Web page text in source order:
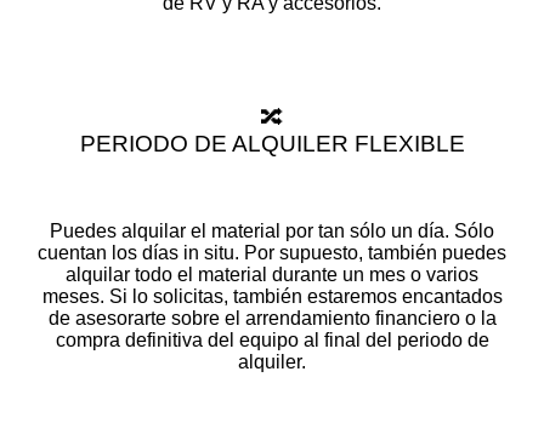
🔀
PERIODO DE ALQUILER FLEXIBLE
Puedes alquilar el material por tan sólo un día. Sólo
cuentan los días in situ. Por supuesto, también puedes
alquilar todo el material durante un mes o varios
meses. Si lo solicitas, también estaremos encantados
de asesorarte sobre el arrendamiento financiero o la
compra definitiva del equipo al final del periodo de
alquiler.